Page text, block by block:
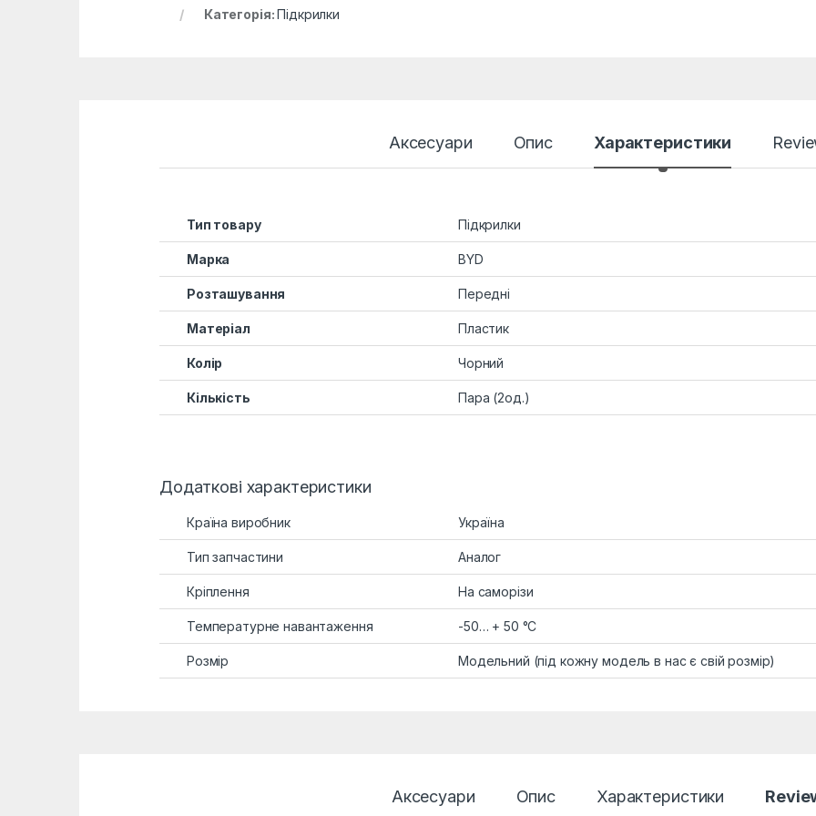
Категорія:Підкрилки
Аксесуари Опис Характеристики
Тип товару Підкрилки
Марка BYD
Розташування Передні
Матеріал Пластик
Колір Чорний
Кількість Пара (2од.)
Додаткові характеристики
Країна виробник Україна
Тип запчастини Аналог
Кріплення На саморізи
Температурне навантаження -50… + 50 °C
Розмір Модельний (під кожну модель в нас є свій розмір)
Аксесуари Опис Характеристики